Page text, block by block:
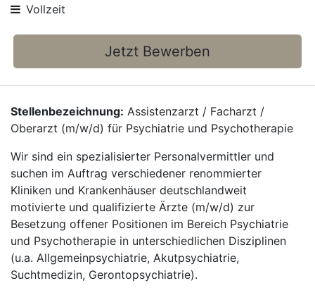
Vollzeit
Jetzt Bewerben
Stellenbezeichnung: Assistenzarzt / Facharzt /
Oberarzt (m/w/d) für Psychiatrie und Psychotherapie
Wir sind ein spezialisierter Personalvermittler und
suchen im Auftrag verschiedener renommierter
Kliniken und Krankenhäuser deutschlandweit
motivierte und qualifizierte Ärzte (m/w/d) zur
Besetzung offener Positionen im Bereich Psychiatrie
und Psychotherapie in unterschiedlichen Disziplinen
(u.a. Allgemeinpsychiatrie, Akutpsychiatrie,
Suchtmedizin, Gerontopsychiatrie).